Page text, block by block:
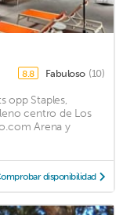
8.8 Fabuloso (10)
opp Staples,
centro de Los
Arena y
disponibilidad